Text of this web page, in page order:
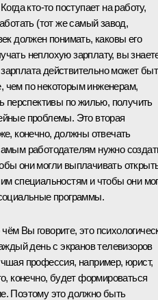
кто‑то поступает на работу,
(тот же самый завод,
должен понимать, каковы его
неплохую зарплату, вы
действительно может
по некоторым инженерам,
перспективы по жилью, получить
проблемы. Это вторая
конечно, должны отвечать
работодателям нужно
они могли выплачивать
специальностям и чтобы они
программы.
чём Вы говорите, это
день с экранов телевизоров
профессия, например, юрист,
конечно, будет формироваться
Поэтому это должно быть